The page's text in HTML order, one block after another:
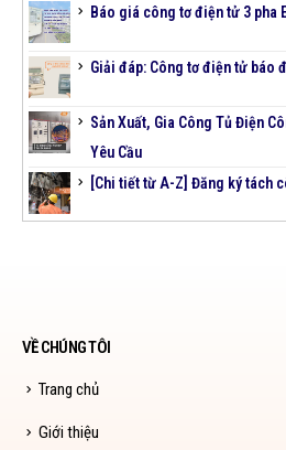
Báo giá công tơ điện tử 3 pha
Giải đáp: Công tơ điện tử báo
Sản Xuất, Gia Công Tủ Điện
Yêu Cầu
[Chi tiết từ A-Z] Đăng ký tách
VỀ CHÚNG TÔI
Trang chủ
Giới thiệu